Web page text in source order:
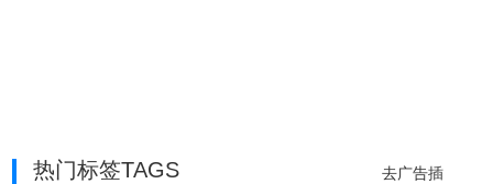
热门标签TAGS
去广告插